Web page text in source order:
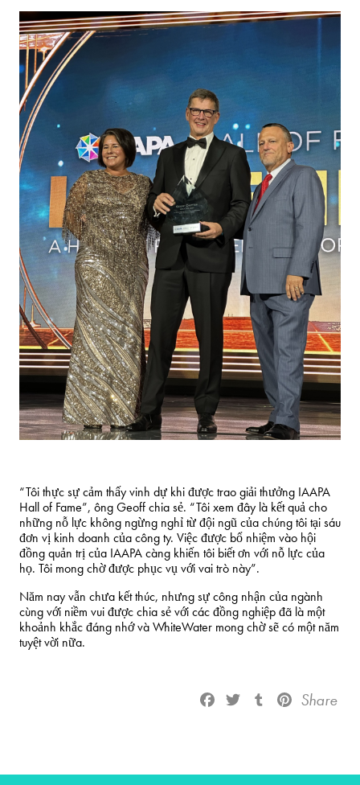
“Tôi thực sự cảm thấy vinh dự khi được trao giải thưởng IAAPA
Hall of Fame”, ông Geoff chia sẻ. “Tôi xem đây là kết quả cho
những nỗ lực không ngừng nghỉ từ đội ngũ của chúng tôi tại sáu
đơn vị kinh doanh của công ty. Việc được bổ nhiệm vào hội
đồng quản trị của IAAPA càng khiến tôi biết ơn với nỗ lực của
họ. Tôi mong chờ được phục vụ với vai trò này”.
Năm nay vẫn chưa kết thúc, nhưng sự công nhận của ngành
cùng với niềm vui được chia sẻ với các đồng nghiệp đã là một
khoảnh khắc đáng nhớ và WhiteWater mong chờ sẽ có một năm
tuyệt vời nữa.
Facebook
Twitter Tumblr Pinterest
Share